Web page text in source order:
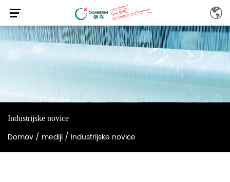
Industrijske novice
Domov / mediji / Industrijske novice